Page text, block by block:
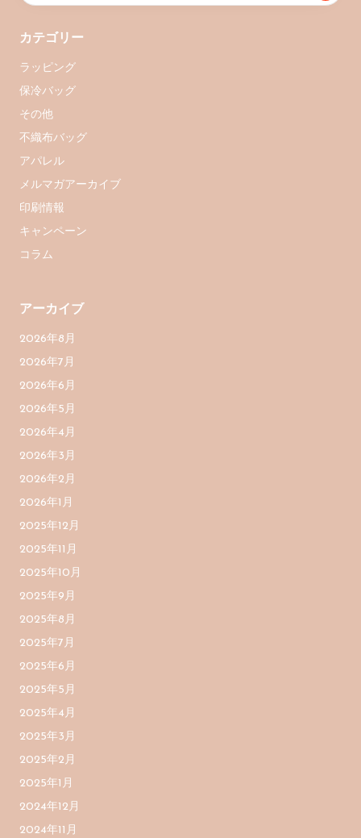
カテゴリー
ラッピング
保冷バッグ
その他
不織布バッグ
アパレル
メルマガアーカイブ
印刷情報
キャンペーン
コラム
アーカイブ
2026年8月
2026年7月
2026年6月
2026年5月
2026年4月
2026年3月
2026年2月
2026年1月
2025年12月
2025年11月
2025年10月
2025年9月
2025年8月
2025年7月
2025年6月
2025年5月
2025年4月
2025年3月
2025年2月
2025年1月
2024年12月
2024年11月